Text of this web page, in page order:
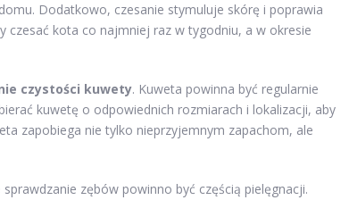
Dodatkowo, czesanie stymuluje skórę i poprawia
czesać kota co najmniej raz w tygodniu, a w okresie
czystości kuwety. Kuweta powinna być regularnie
kuwetę o odpowiednich rozmiarach i lokalizacji, aby
zapobiega nie tylko nieprzyjemnym zapachom, ale
sprawdzanie zębów powinno być częścią pielęgnacji.